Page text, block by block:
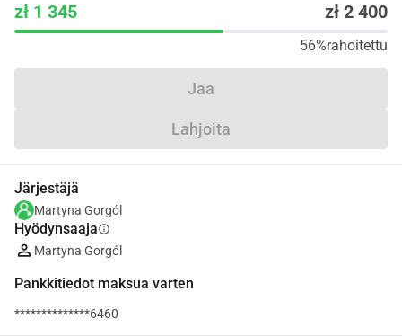
zł 1 345 zł 2 400
56%rahoitettu
Jaa
Lahjoita
Järjestäjä
Martyna Gorgól
Hyödynsaajainfo
Martyna Gorgól
Pankkitiedot maksua varten
**************6460